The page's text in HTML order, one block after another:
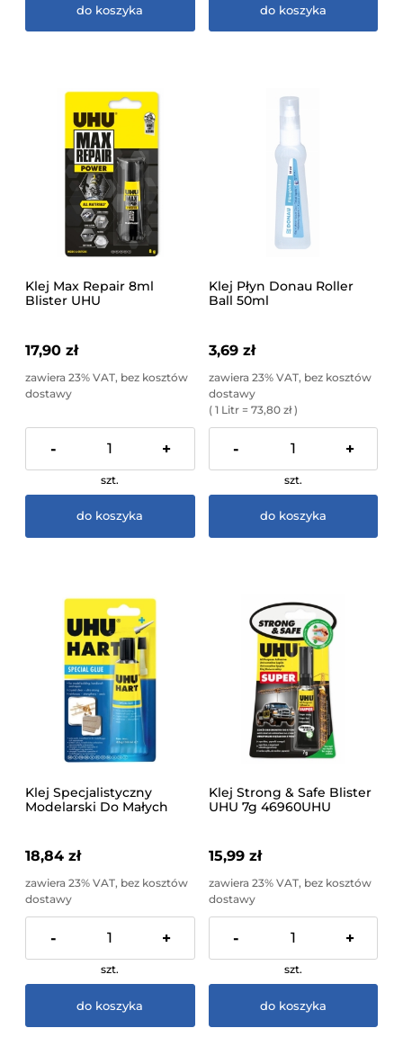
do koszyka do koszyka
Klej Max Repair 8ml
Blister UHU
17,90 zł
zawiera 23% VAT, bez kosztów
dostawy
- +
szt.
do koszyka
Klej Płyn Donau Roller
Ball 50ml
3,69 zł
zawiera 23% VAT, bez kosztów
dostawy
( 1 Litr = 73,80 zł )
- +
szt.
do koszyka
Klej Specjalistyczny
Modelarski Do Małych
18,84 zł
zawiera 23% VAT, bez kosztów
dostawy
- +
szt.
do koszyka
Klej Strong & Safe Blister
UHU 7g 46960UHU
15,99 zł
zawiera 23% VAT, bez kosztów
dostawy
- +
szt.
do koszyka